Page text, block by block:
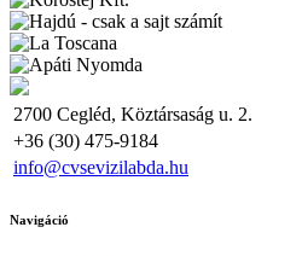
2700 Cegléd, Köztársaság u. 2.
+36 (30) 475-9184
info@cvsevizilabda.hu
Navigáció